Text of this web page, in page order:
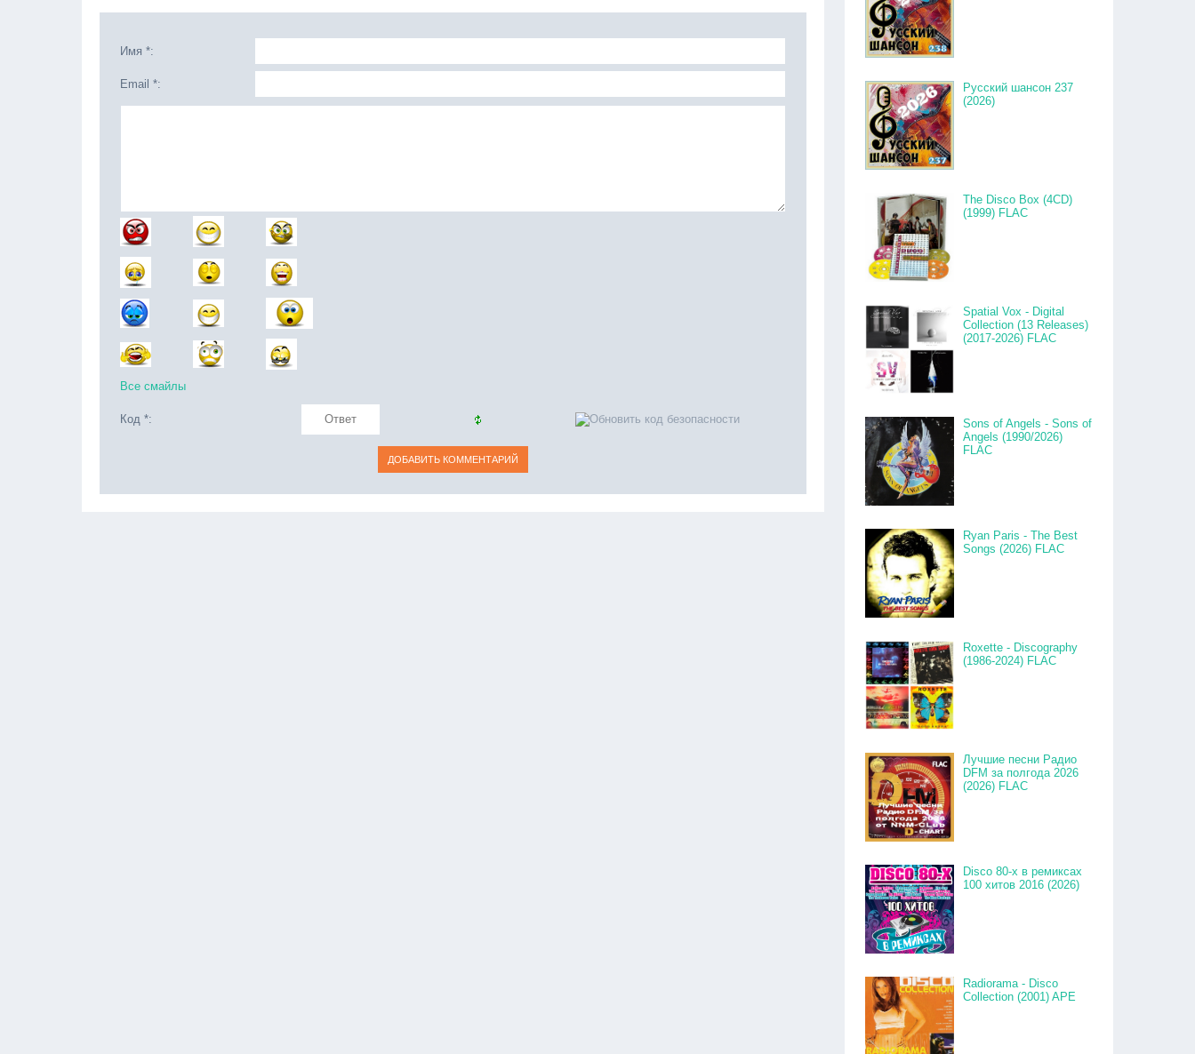
Имя *:
Email *:
Все смайлы
Код *:
Русский шансон 237
(2026)
The Disco Box (4CD)
(1999) FLAC
Spatial Vox - Digital
Collection (13 Releases)
(2017-2026) FLAC
Sons of Angels - Sons of
Angels (1990/2026)
FLAC
Ryan Paris - The Best
Songs (2026) FLAC
Roxette - Discography
(1986-2024) FLAC
Лучшие песни Радио
DFM за полгода 2026
(2026) FLAC
Disco 80-x в ремиксах
100 хитов 2016 (2026)
Radiorama - Disco
Collection (2001) APE